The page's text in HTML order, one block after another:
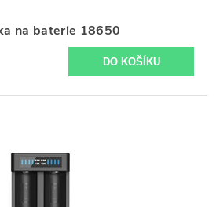
na baterie 18650